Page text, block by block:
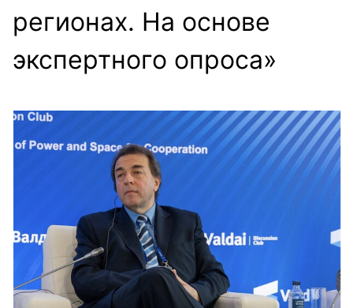
регионах. На основе
экспертного опроса»